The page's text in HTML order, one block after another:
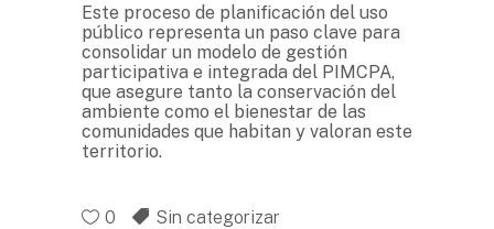
Este proceso de planificación del uso
público representa un paso clave para
consolidar un modelo de gestión
participativa e integrada del PIMCPA,
que asegure tanto la conservación del
ambiente como el bienestar de las
comunidades que habitan y valoran este
territorio.
0 Sin categorizar